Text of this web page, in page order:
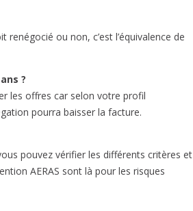
renégocié ou non, c’est l’équivalence de
?
les offres car selon votre profil
pourra baisser la facture.
pouvez vérifier les différents critères et
AERAS sont là pour les risques